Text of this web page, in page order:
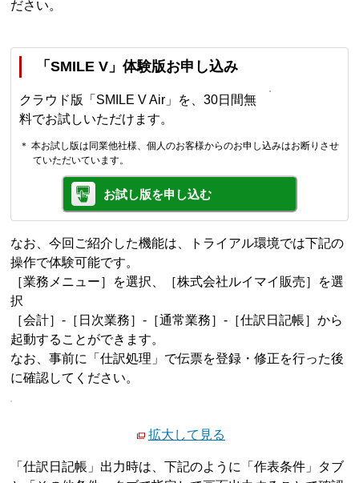
ださい。
「SMILE V」体験版お申し込み
クラウド版「SMILE V Air」を、30日間無
料でお試しいただけます。
＊ 本お試し版は同業他社様、個人のお客様からのお申し込みはお断りさせ
ていただいています。
お試し版を申し込む
なお、今回ご紹介した機能は、トライアル環境では下記の
操作で体験可能です。
［業務メニュー］を選択、［株式会社ルイマイ販売］を選
択
［会計］-［日次業務］-［通常業務］-［仕訳日記帳］から
起動することができます。
なお、事前に「仕訳処理」で伝票を登録・修正を行った後
に確認してください。
拡大して見る
「仕訳日記帳」出力時は、下記のように「作表条件」タブ